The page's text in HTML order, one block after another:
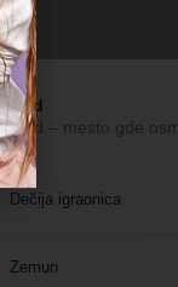
igraonica
Dečija igraonica
Zemun